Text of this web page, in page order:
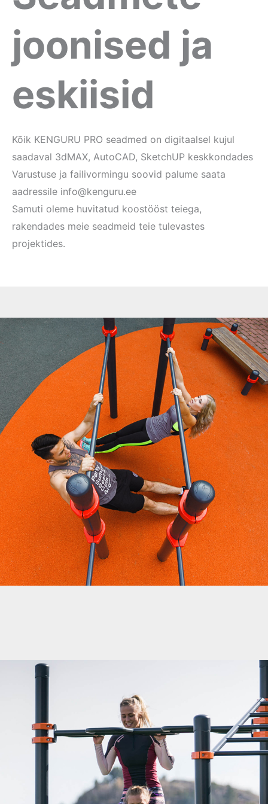
joonised ja
eskiisid
Kõik KENGURU PRO seadmed on digitaalsel kujul
saadaval 3dMAX, AutoCAD, SketchUP keskkondades
Varustuse ja failivormingu soovid palume saata
aadressile info@kenguru.ee
Samuti oleme huvitatud koostööst teiega,
rakendades meie seadmeid teie tulevastes
projektides.